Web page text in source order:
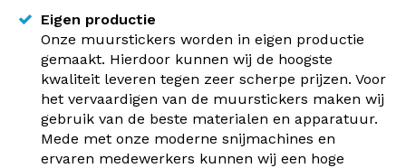
Eigen productie
Onze muurstickers worden in eigen productie
gemaakt. Hierdoor kunnen wij de hoogste
kwaliteit leveren tegen zeer scherpe prijzen. Voor
het vervaardigen van de muurstickers maken wij
gebruik van de beste materialen en apparatuur.
Mede met onze moderne snijmachines en
ervaren medewerkers kunnen wij een hoge